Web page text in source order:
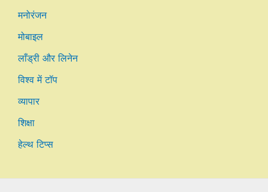
मनोरंजन
मोबाइल
लाँड्री और लिनेन
विश्व में टॉप
व्यापार
शिक्षा
हेल्थ टिप्स